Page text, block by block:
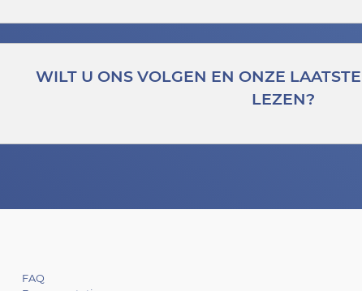
WILT U ONS VOLGEN EN ONZE
LEZEN?
FAQ